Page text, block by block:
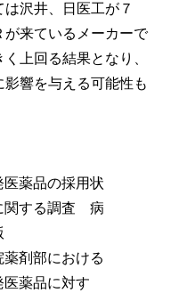
沢井、日医工が７
が来ているメーカーで
上回る結果となり、
響を与える可能性も
医薬品の採用状
関する調査 病
薬剤部における
医薬品に対す